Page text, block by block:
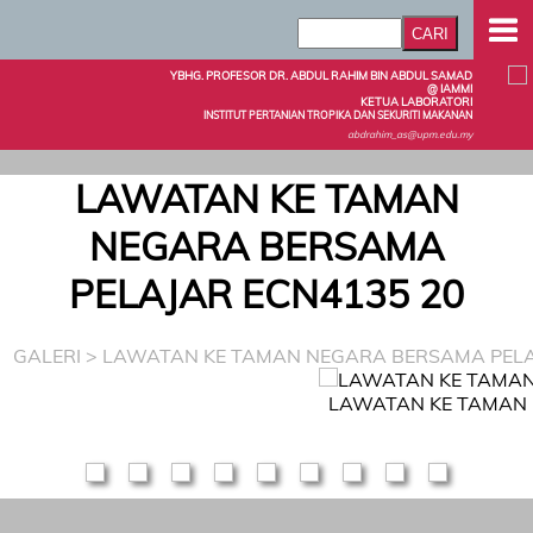
YBHG. PROFESOR DR. ABDUL RAHIM BIN ABDUL SAMAD
@ IAMMI
KETUA LABORATORI
INSTITUT PERTANIAN TROPIKA DAN SEKURITI MAKANAN
abdrahim_as@upm.edu.my
LAWATAN KE TAMAN
NEGARA BERSAMA
PELAJAR ECN4135 20
GALERI > LAWATAN KE TAMAN NEGARA BERSAMA
LAWATAN KE